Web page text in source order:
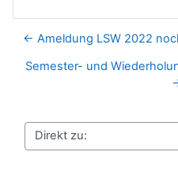
← Ameldung LSW 2022
Semester- und
Direkt zu: